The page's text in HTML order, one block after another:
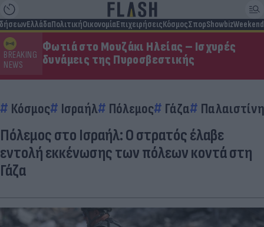
ΕλλάδαΠολιτικήΟικονομίαΕπιχειρήσειςΚόσμοςΣπορShowbizWeekend
BREAKING
NEWS
Φωτιά στο Μουζάκι Ηλείας – Ισχυρές
δυνάμεις της Πυροσβεστικής
Κόσμος Ισραήλ Πόλεμος Γάζα Παλαιστίνη
Πόλεμος στο Ισραήλ: Ο στρατός έλαβε
εντολή εκκένωσης των πόλεων κοντά στη
Γάζα